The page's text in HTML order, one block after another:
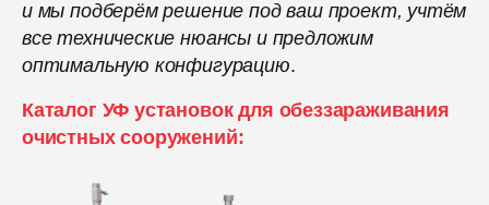
и мы подберём решение под ваш проект, учтём
все технические нюансы и предложим
оптимальную конфигурацию.
Каталог УФ установок для обеззараживания
очистных сооружений: